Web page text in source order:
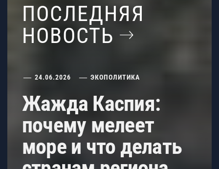
ПОСЛЕДНЯЯ
НОВОСТЬ
24.06.2026 ЭКОПОЛИТИКА
Жажда Каспия:
почему мелеет
море и что делать